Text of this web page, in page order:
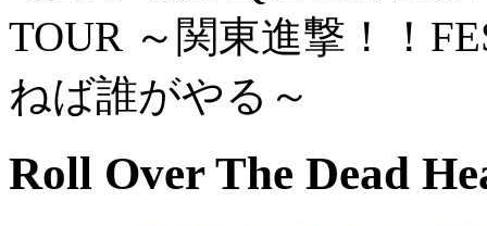
Roll Over The Dead